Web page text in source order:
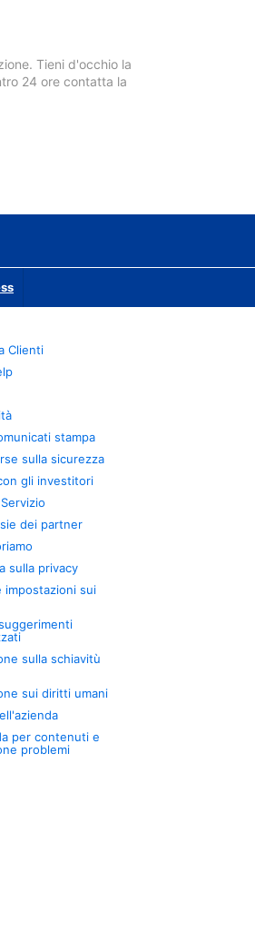
Tieni d'occhio la
24 ore contatta la
Clienti
stampa
sulla sicurezza
gli investitori
dei partner
sulla privacy
impostazioni sui
sulla schiavitù
sui diritti umani
per contenuti e
problemi